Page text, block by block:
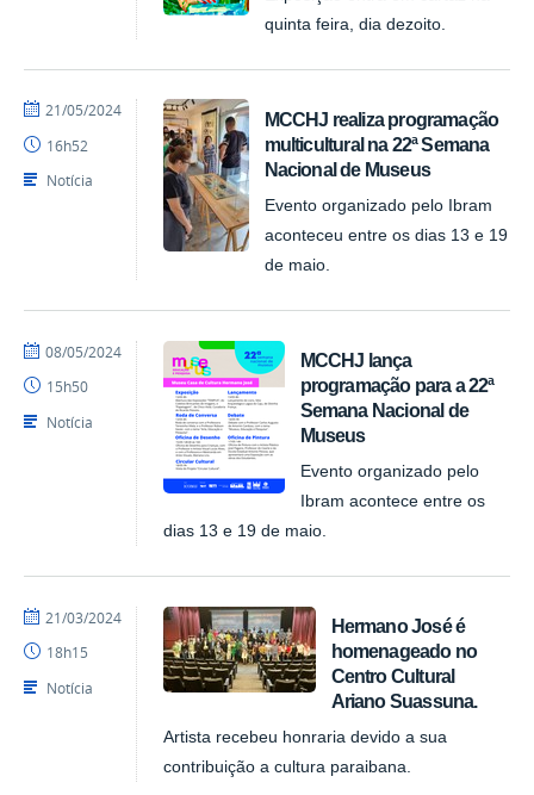
quinta feira, dia dezoito.
MCCHJ realiza programação
multicultural na 22ª Semana
Nacional de Museus
Evento organizado pelo Ibram
aconteceu entre os dias 13 e 19
de maio.
por
MCCHJ
publicado
21/05/2024
16h52
Notícia
MCCHJ lança
programação para a 22ª
Semana Nacional de
Museus
Evento organizado pelo
Ibram acontece entre os
dias 13 e 19 de maio.
por
MCCHJ
publicado
08/05/2024
15h50
Notícia
Hermano José é
homenageado no
Centro Cultural
Ariano Suassuna.
Artista recebeu honraria devido a sua
contribuição a cultura paraibana.
por
MCCHJ
publicado
21/03/2024
18h15
Notícia